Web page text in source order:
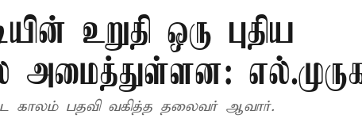
உறுதி ஒரு புதிய
காலம் பதவி வகித்த தலைவர் ஆவார்.